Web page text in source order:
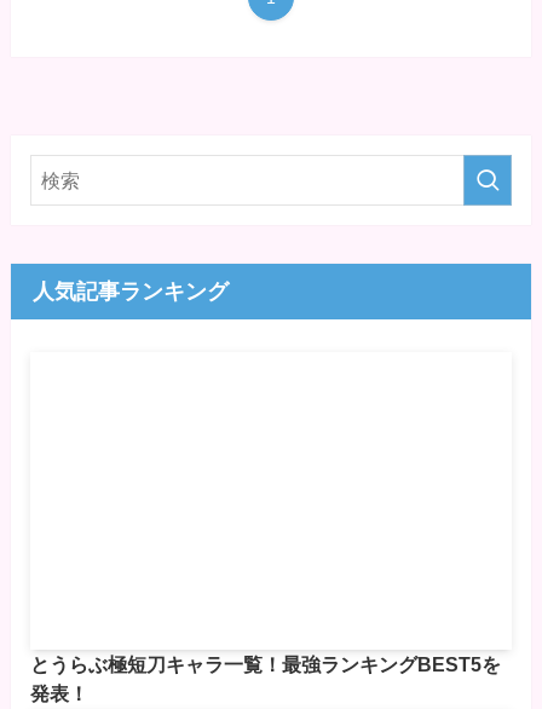
人気記事ランキング
とうらぶ極短刀キャラ一覧！最強ランキングBEST5を
発表！